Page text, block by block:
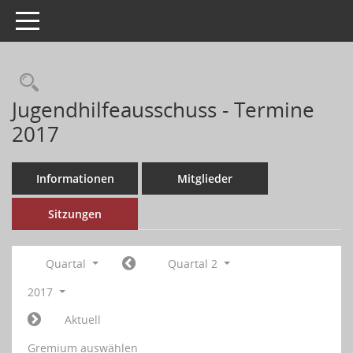
Toggle navigation
Jugendhilfeausschuss - Termine
2017
Informationen Mitglieder
Sitzungen
Quartal
Quartal 2
2017
Aktuell
Gremium auswählen